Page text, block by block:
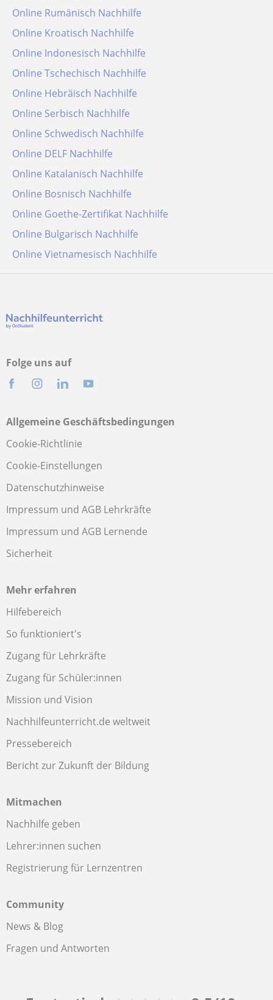
Online Rumänisch Nachhilfe
Online Kroatisch Nachhilfe
Online Indonesisch Nachhilfe
Online Tschechisch Nachhilfe
Online Hebräisch Nachhilfe
Online Serbisch Nachhilfe
Online Schwedisch Nachhilfe
Online DELF Nachhilfe
Online Katalanisch Nachhilfe
Online Bosnisch Nachhilfe
Online Goethe-Zertifikat Nachhilfe
Online Bulgarisch Nachhilfe
Online Vietnamesisch Nachhilfe
Folge uns auf
Allgemeine Geschäftsbedingungen
Cookie-Richtlinie
Cookie-Einstellungen
Datenschutzhinweise
Impressum und AGB Lehrkräfte
Impressum und AGB Lernende
Sicherheit
Mehr erfahren
Hilfebereich
So funktioniert's
Zugang für Lehrkräfte
Zugang für Schüler:innen
Mission und Vision
Nachhilfeunterricht.de weltweit
Pressebereich
Bericht zur Zukunft der Bildung
Mitmachen
Nachhilfe geben
Lehrer:innen suchen
Registrierung für Lernzentren
Community
News & Blog
Fragen und Antworten